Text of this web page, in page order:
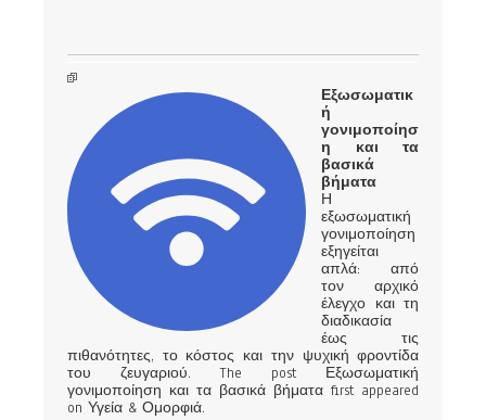
Εξωσωματικ
ή
γονιμοποίησ
η και τα
βασικά
βήματα
Η
εξωσωματική
γονιμοποίηση
εξηγείται
απλά: από
τον αρχικό
έλεγχο και τη
διαδικασία
έως τις
πιθανότητες, το κόστος και την ψυχική φροντίδα
του ζευγαριού. The post Εξωσωματική
γονιμοποίηση και τα βασικά βήματα first appeared
on Υγεία & Ομορφιά.